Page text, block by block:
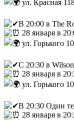
ул. Красная
В 20:00 в The
28 января в
ул. Горького
С 20:30 в
28 января в
ул. Горького
В 20:30 Один
28 января в